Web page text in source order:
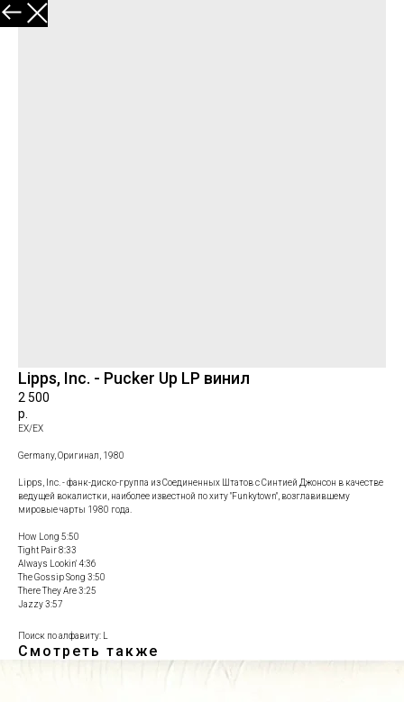
В каталог
Lipps, Inc. - Pucker Up LP винил
2 500
р.
EX/EX
Germany, Оригинал, 1980
Lipps, Inc. - фанк-диско-группа из Соединенных Штатов с Синтией Джонсон в качестве
ведущей вокалистки, наиболее известной по хиту "Funkytown", возглавившему
мировые чарты 1980 года.
How Long 5:50
Tight Pair 8:33
Always Lookin' 4:36
The Gossip Song 3:50
There They Are 3:25
Jazzy 3:57
Поиск по алфавиту: L
Смотреть также